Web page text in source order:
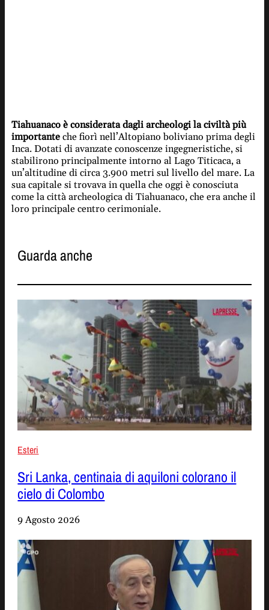
Tiahuanaco è considerata dagli archeologi la civiltà più
importanteche fiorì nell’Altopiano boliviano prima degli
Inca. Dotati di avanzate conoscenze ingegneristiche, si
stabilirono principalmente intorno al Lago Titicaca, a
un’altitudine di circa 3.900 metri sul livello del mare. La
sua capitale si trovava in quella che oggi è conosciuta
come la città archeologica di Tiahuanaco, che era anche il
loro principale centro cerimoniale.
Guarda anche
Esteri
Sri Lanka, centinaia di aquiloni colorano il
cielo di Colombo
9 Agosto 2026